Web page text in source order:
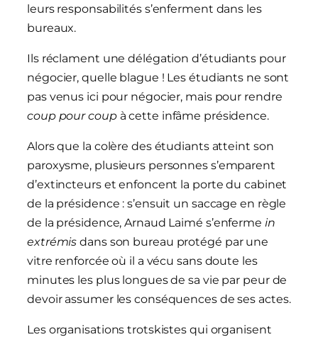
leurs responsabilités s’enferment dans les
bureaux.
Ils réclament une délégation d’étudiants pour
négocier, quelle blague ! Les étudiants ne sont
pas venus ici pour négocier, mais pour rendre
coup pour coup à cette infâme présidence.
Alors que la colère des étudiants atteint son
paroxysme, plusieurs personnes s’emparent
d’extincteurs et enfoncent la porte du cabinet
de la présidence : s’ensuit un saccage en règle
de la présidence, Arnaud Laimé s’enferme in
extrémis dans son bureau protégé par une
vitre renforcée où il a vécu sans doute les
minutes les plus longues de sa vie par peur de
devoir assumer les conséquences de ses actes.
Les organisations trotskistes qui organisent